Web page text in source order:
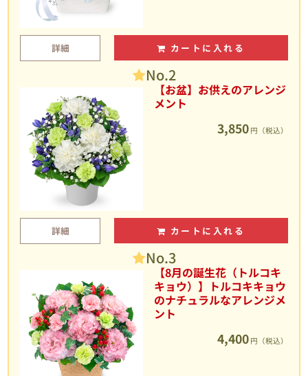
詳細 カートに入れる
No.2
【お盆】お供えのアレンジ
メント
3,850 円（税込）
詳細 カートに入れる
No.3
【8月の誕生花（トルコキ
キョウ）】トルコキキョウ
のナチュラルなアレンジメ
ント
4,400 円（税込）